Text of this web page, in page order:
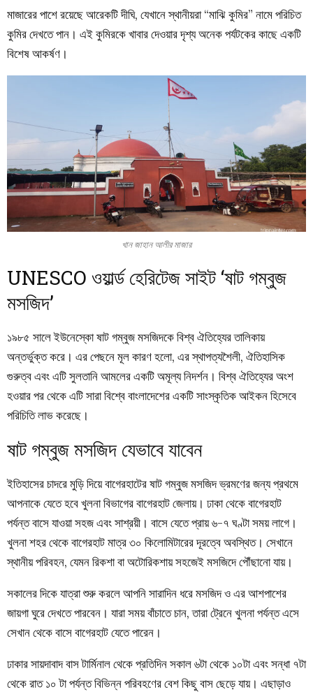
মাজারের পাশে রয়েছে আরেকটি দীঘি, যেখানে স্থানীয়রা “মাঝি কুমির” নামে পরিচিত
কুমির দেখতে পান। এই কুমিরকে খাবার দেওয়ার দৃশ্য অনেক পর্যটকের কাছে একটি
বিশেষ আকর্ষণ।
খান জাহান আলীর মাজার
UNESCO ওয়ার্ল্ড হেরিটেজ সাইট ‘ষাট গম্বুজ
মসজিদ’
১৯৮৫ সালে ইউনেস্কো ষাট গম্বুজ মসজিদকে বিশ্ব ঐতিহ্যের তালিকায়
অন্তর্ভুক্ত করে। এর পেছনে মূল কারণ হলো, এর স্থাপত্যশৈলী, ঐতিহাসিক
গুরুত্ব এবং এটি সুলতানি আমলের একটি অমূল্য নিদর্শন। বিশ্ব ঐতিহ্যের অংশ
হওয়ার পর থেকে এটি সারা বিশ্বে বাংলাদেশের একটি সাংস্কৃতিক আইকন হিসেবে
পরিচিতি লাভ করেছে।
ষাট গম্বুজ মসজিদ যেভাবে যাবেন
ইতিহাসের চাদরে মুড়ি দিয়ে বাগেরহাটের ষাট গম্বুজ মসজিদ ভ্রমণের জন্য প্রথমে
আপনাকে যেতে হবে খুলনা বিভাগের বাগেরহাট জেলায়। ঢাকা থেকে বাগেরহাট
পর্যন্ত বাসে যাওয়া সহজ এবং সাশ্রয়ী। বাসে যেতে প্রায় ৬-৭ ঘণ্টা সময় লাগে।
খুলনা শহর থেকে বাগেরহাট মাত্র ৩০ কিলোমিটারের দূরত্বে অবস্থিত। সেখানে
স্থানীয় পরিবহন, যেমন রিকশা বা অটোরিকশায় সহজেই মসজিদে পৌঁছানো যায়।
সকালের দিকে যাত্রা শুরু করলে আপনি সারাদিন ধরে মসজিদ ও এর আশপাশের
জায়গা ঘুরে দেখতে পারবেন। যারা সময় বাঁচাতে চান, তারা ট্রেনে খুলনা পর্যন্ত এসে
সেখান থেকে বাসে বাগেরহাট যেতে পারেন।
ঢাকার সায়দাবাদ বাস টার্মিনাল থেকে প্রতিদিন সকাল ৬টা থেকে ১০টা এবং সন্ধা ৭টা
থেকে রাত ১০ টা পর্যন্ত বিভিন্ন পরিবহণের বেশ কিছু বাস ছেড়ে যায়। এছাড়াও